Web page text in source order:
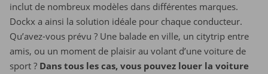
inclut de nombreux modèles dans différentes marques.
Dockx a ainsi la solution idéale pour chaque conducteur.
Qu’avez-vous prévu ? Une balade en ville, un citytrip entre
amis, ou un moment de plaisir au volant d’une voiture de
sport ? Dans tous les cas, vous pouvez louer la voiture